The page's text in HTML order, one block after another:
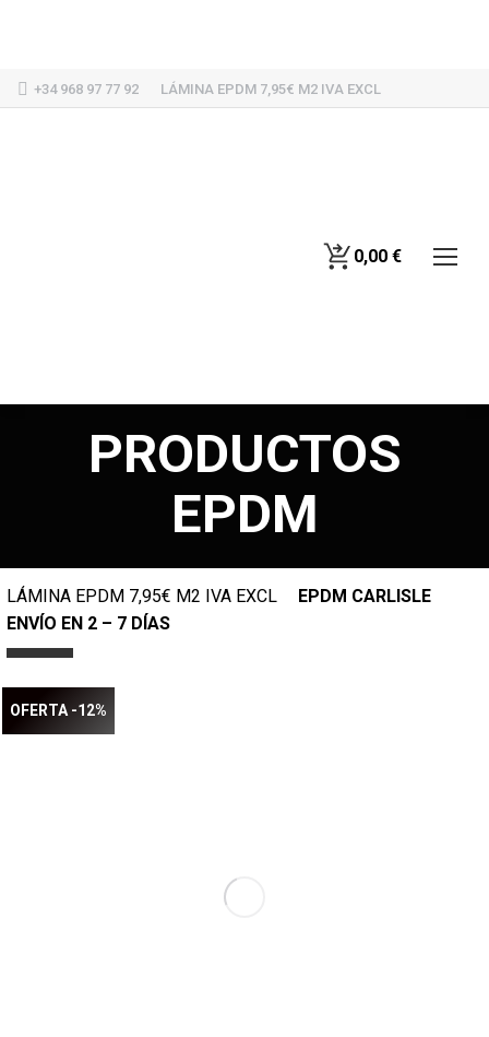
+34 968 97 77 92 LÁMINA EPDM 7,95€ M2 IVA EXCL
0,00 €
PRODUCTOS
EPDM
LÁMINA EPDM 7,95€ M2 IVA EXCL
EPDM CARLISLE
ENVÍO EN 2 – 7 DÍAS
OFERTA -12%